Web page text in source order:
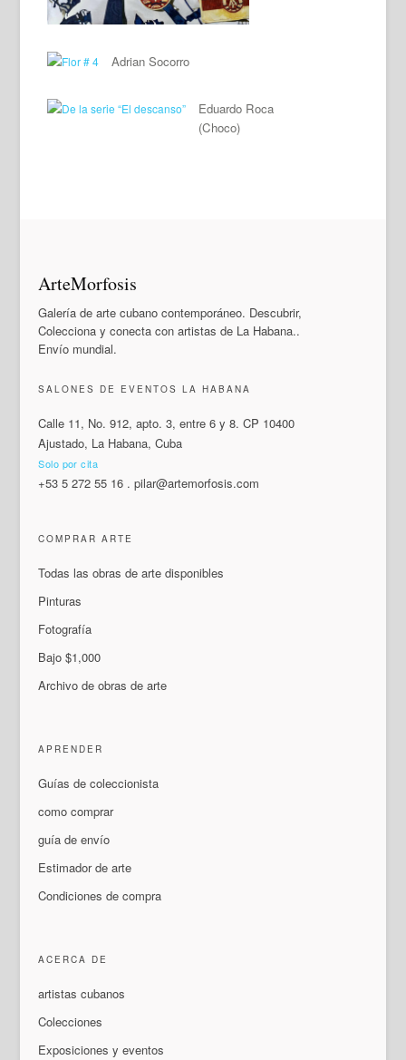
Adrian Socorro
Eduardo Roca
(Choco)
ArteMorfosis
Galería de arte cubano contemporáneo. Descubrir,
Colecciona y conecta con artistas de La Habana..
Envío mundial.
SALONES DE EVENTOS LA HABANA
Calle 11, No. 912, apto. 3, entre 6 y 8. CP 10400
Ajustado, La Habana, Cuba
Solo por cita
+53 5 272 55 16 .pilar@artemorfosis.com
COMPRAR ARTE
Todas las obras de arte disponibles
Pinturas
Fotografía
Bajo $1,000
Archivo de obras de arte
APRENDER
Guías de coleccionista
como comprar
guía de envío
Estimador de arte
Condiciones de compra
ACERCA DE
artistas cubanos
Colecciones
Exposiciones y eventos